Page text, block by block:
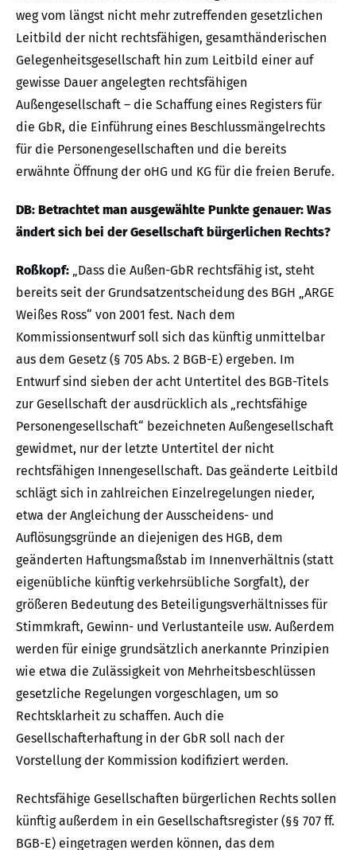
weg vom längst nicht mehr zutreffenden gesetzlichen
Leitbild der nicht rechtsfähigen, gesamthänderischen
Gelegenheitsgesellschaft hin zum Leitbild einer auf
gewisse Dauer angelegten rechtsfähigen
Außengesellschaft – die Schaffung eines Registers für
die GbR, die Einführung eines Beschlussmängelrechts
für die Personengesellschaften und die bereits
erwähnte Öffnung der oHG und KG für die freien Berufe.
DB: Betrachtet man ausgewählte Punkte genauer: Was
ändert sich bei der Gesellschaft bürgerlichen Rechts?
Roßkopf: „Dass die Außen-GbR rechtsfähig ist, steht
bereits seit der Grundsatzentscheidung des BGH „ARGE
Weißes Ross“ von 2001 fest. Nach dem
Kommissionsentwurf soll sich das künftig unmittelbar
aus dem Gesetz (§ 705 Abs. 2 BGB-E) ergeben. Im
Entwurf sind sieben der acht Untertitel des BGB-Titels
zur Gesellschaft der ausdrücklich als „rechtsfähige
Personengesellschaft“ bezeichneten Außengesellschaft
gewidmet, nur der letzte Untertitel der nicht
rechtsfähigen Innengesellschaft. Das geänderte Leitbild
schlägt sich in zahlreichen Einzelregelungen nieder,
etwa der Angleichung der Ausscheidens- und
Auflösungsgründe an diejenigen des HGB, dem
geänderten Haftungsmaßstab im Innenverhältnis (statt
eigenübliche künftig verkehrsübliche Sorgfalt), der
größeren Bedeutung des Beteiligungsverhältnisses für
Stimmkraft, Gewinn- und Verlustanteile usw. Außerdem
werden für einige grundsätzlich anerkannte Prinzipien
wie etwa die Zulässigkeit von Mehrheitsbeschlüssen
gesetzliche Regelungen vorgeschlagen, um so
Rechtsklarheit zu schaffen. Auch die
Gesellschafterhaftung in der GbR soll nach der
Vorstellung der Kommission kodifiziert werden.
Rechtsfähige Gesellschaften bürgerlichen Rechts sollen
künftig außerdem in ein Gesellschaftsregister (§§ 707 ff.
BGB-E) eingetragen werden können, das dem